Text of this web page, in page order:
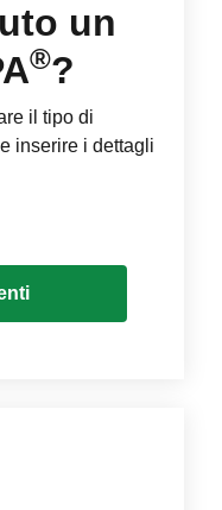
un
®?
il tipo di
inserire i dettagli